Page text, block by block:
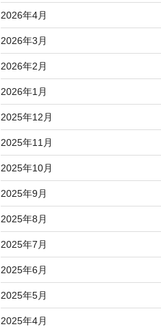
2026年4月
2026年3月
2026年2月
2026年1月
2025年12月
2025年11月
2025年10月
2025年9月
2025年8月
2025年7月
2025年6月
2025年5月
2025年4月